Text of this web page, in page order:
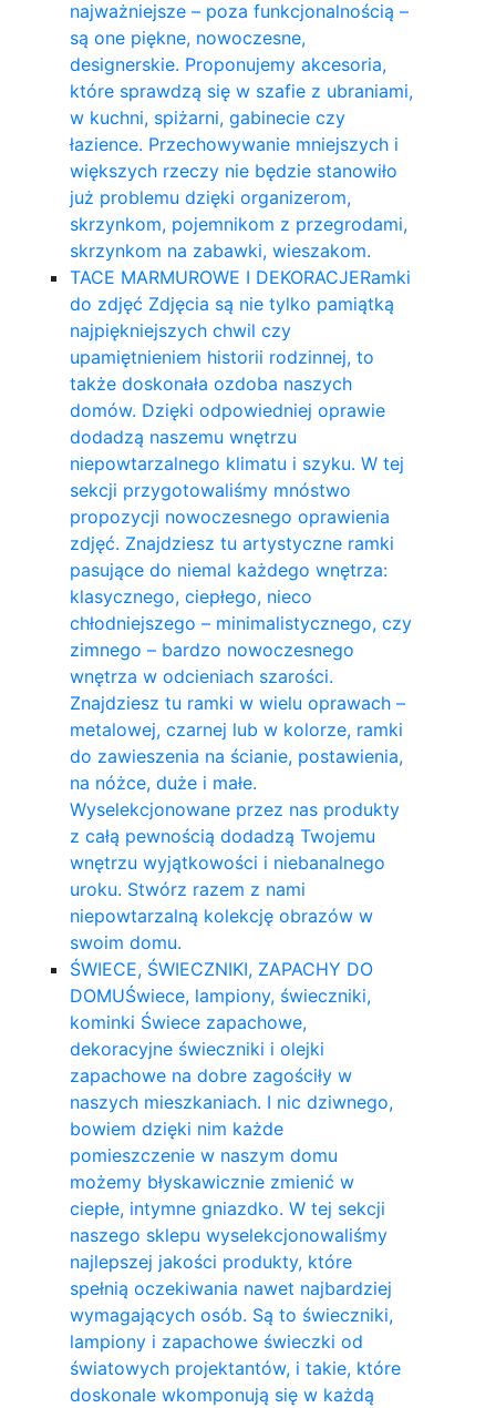
najważniejsze – poza funkcjonalnością –
są one piękne, nowoczesne,
designerskie. Proponujemy akcesoria,
które sprawdzą się w szafie z ubraniami,
w kuchni, spiżarni, gabinecie czy
łazience. Przechowywanie mniejszych i
większych rzeczy nie będzie stanowiło
już problemu dzięki organizerom,
skrzynkom, pojemnikom z przegrodami,
skrzynkom na zabawki, wieszakom.
TACE MARMUROWE I DEKORACJERamki
do zdjęć Zdjęcia są nie tylko pamiątką
najpiękniejszych chwil czy
upamiętnieniem historii rodzinnej, to
także doskonała ozdoba naszych
domów. Dzięki odpowiedniej oprawie
dodadzą naszemu wnętrzu
niepowtarzalnego klimatu i szyku. W tej
sekcji przygotowaliśmy mnóstwo
propozycji nowoczesnego oprawienia
zdjęć. Znajdziesz tu artystyczne ramki
pasujące do niemal każdego wnętrza:
klasycznego, ciepłego, nieco
chłodniejszego – minimalistycznego, czy
zimnego – bardzo nowoczesnego
wnętrza w odcieniach szarości.
Znajdziesz tu ramki w wielu oprawach –
metalowej, czarnej lub w kolorze, ramki
do zawieszenia na ścianie, postawienia,
na nóżce, duże i małe.
Wyselekcjonowane przez nas produkty
z całą pewnością dodadzą Twojemu
wnętrzu wyjątkowości i niebanalnego
uroku. Stwórz razem z nami
niepowtarzalną kolekcję obrazów w
swoim domu.
ŚWIECE, ŚWIECZNIKI, ZAPACHY DO
DOMUŚwiece, lampiony, świeczniki,
kominki Świece zapachowe,
dekoracyjne świeczniki i olejki
zapachowe na dobre zagościły w
naszych mieszkaniach. I nic dziwnego,
bowiem dzięki nim każde
pomieszczenie w naszym domu
możemy błyskawicznie zmienić w
ciepłe, intymne gniazdko. W tej sekcji
naszego sklepu wyselekcjonowaliśmy
najlepszej jakości produkty, które
spełnią oczekiwania nawet najbardziej
wymagających osób. Są to świeczniki,
lampiony i zapachowe świeczki od
światowych projektantów, i takie, które
doskonale wkomponują się w każdą